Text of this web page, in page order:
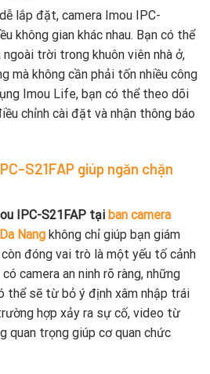
lắp đặt, camera Imou IPC-
không gian khác nhau. Bạn có thể
trời trong khuôn viên nhà ở,
mà không cần phải tốn nhiều công
Imou Life, bạn có thể theo dõi
chỉnh cài đặt và nhận thông báo
S21FAP giúp ngăn chặn
IPC-S21FAP tại ban camera
Nang không chỉ giúp bạn giám
đóng vai trò là một yếu tố cảnh
camera an ninh rõ ràng, những
thể sẽ từ bỏ ý định xâm nhập trái
hợp xảy ra sự cố, video từ
quan trọng giúp cơ quan chức